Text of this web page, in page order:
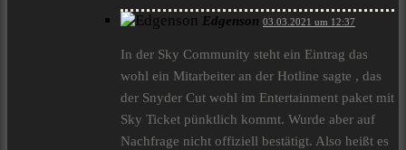
Edgenson 03.03.2021 um 12:37
In der Sky Community steht ein Eintrag das
wohl ein Mitarbeiter an der Hotline sagte , das
der Snyder Cut wohl im Entertainment paket mit
Sky Ticket pünktlich kommt. Wurde aber auf
Nachfrage nicht offiziell bestätigt. Also heißt es